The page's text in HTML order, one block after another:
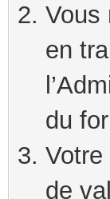
Vous
en
du
de